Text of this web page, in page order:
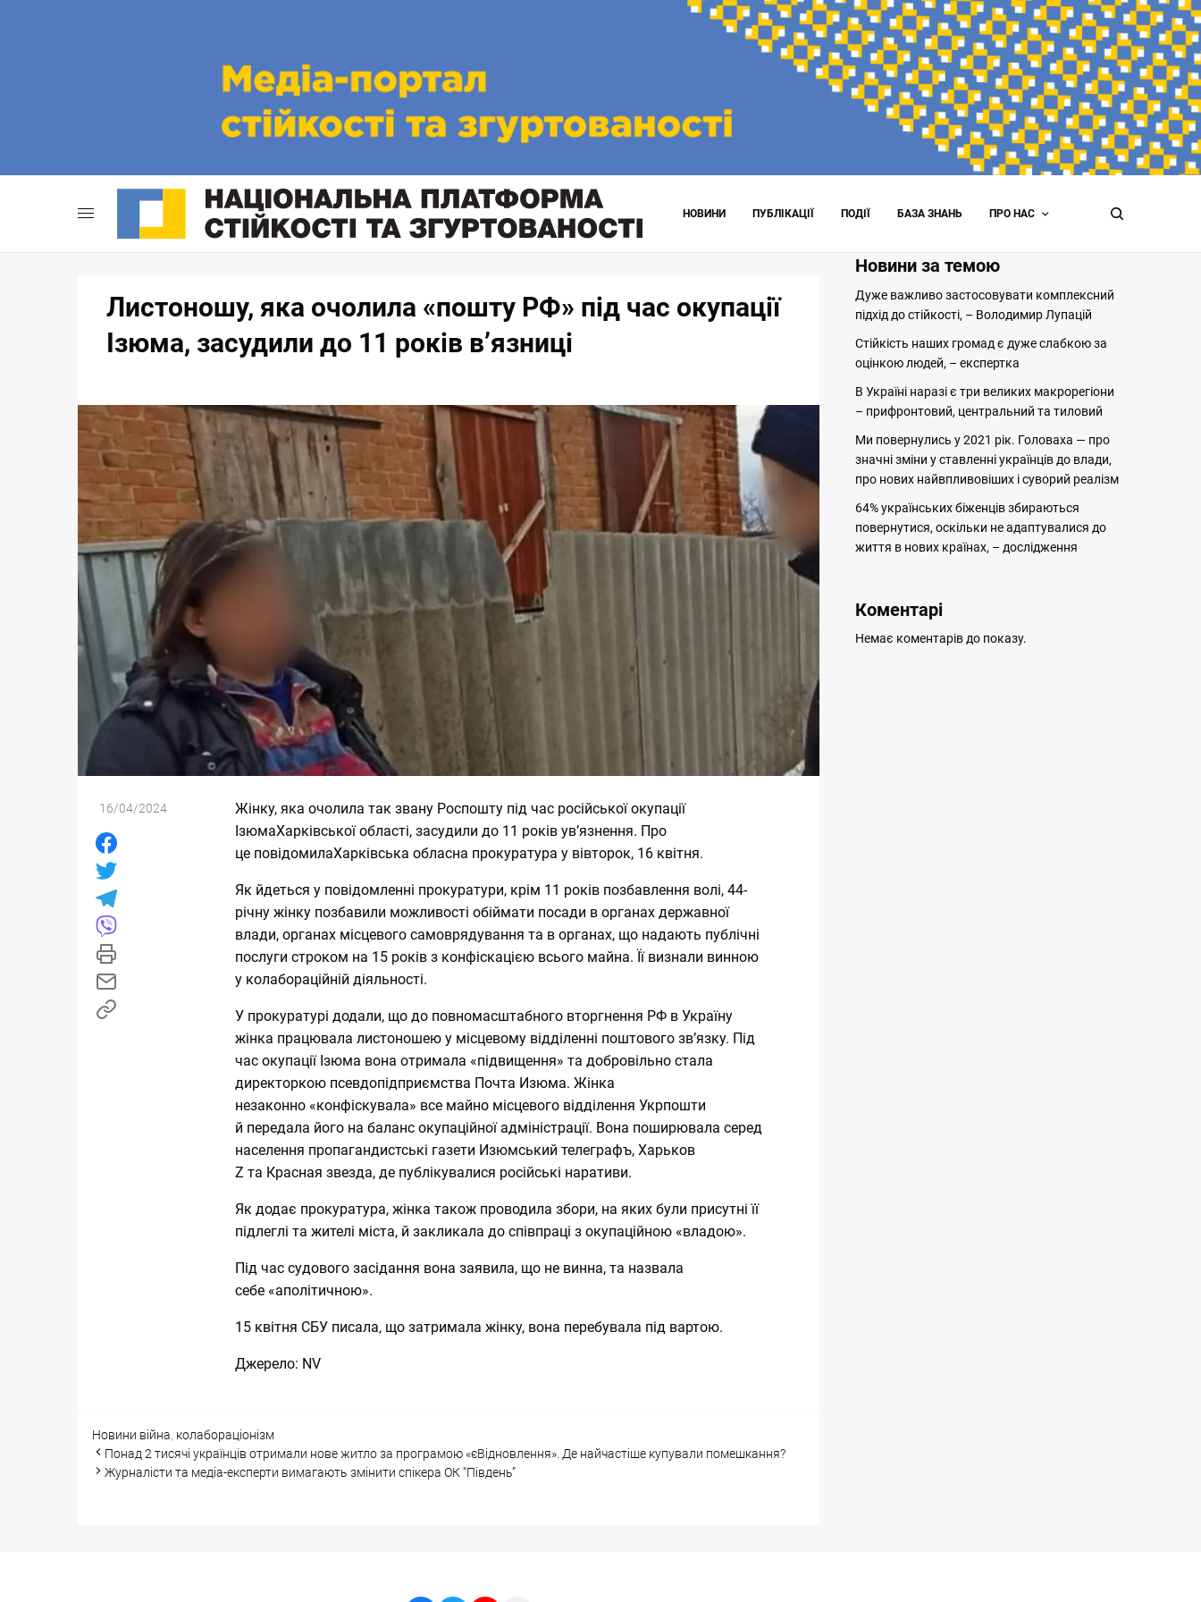
НОВИНИ ПУБЛІКАЦІЇ ПОДІЇ БАЗА ЗНАНЬ ПРО НАС
Листоношу, яка очолила «пошту РФ» під час окупації
Ізюма, засудили до 11 років в’язниці
16/04/2024 Жінку, яка очолила так звану Роспошту під час російської окупації
ІзюмаХарківської області, засудили до 11 років ув’язнення. Про
це повідомилаХарківська обласна прокуратура у вівторок, 16 квітня.
Як йдеться у повідомленні прокуратури, крім 11 років позбавлення волі, 44-
річну жінку позбавили можливості обіймати посади в органах державної
влади, органах місцевого самоврядування та в органах, що надають публічні
послуги строком на 15 років з конфіскацією всього майна. Її визнали винною
у колабораційній діяльності.
У прокуратурі додали, що до повномасштабного вторгнення РФ в Україну
жінка працювала листоношею у місцевому відділенні поштового зв’язку. Під
час окупації Ізюма вона отримала «підвищення» та добровільно стала
директоркою псевдопідприємства Почта Изюма. Жінка
незаконно «конфіскувала» все майно місцевого відділення Укрпошти
й передала його на баланс окупаційної адміністрації. Вона поширювала серед
населення пропагандистські газети Изюмський телеграфъ, Харьков
Z та Красная звезда, де публікувалися російські наративи.
Як додає прокуратура, жінка також проводила збори, на яких були присутні її
підлеглі та жителі міста, й закликала до співпраці з окупаційною «владою».
Під час судового засідання вона заявила, що не винна, та назвала
себе «аполітичною».
15 квітня СБУ писала, що затримала жінку, вона перебувала під вартою.
Джерело: NV
Categories
Новини Tags
війна, колабораціонізм
Post
navigation
Понад 2 тисячі українців отримали нове житло за програмою «єВідновлення». Де найчастіше купували помешкання?
Журналісти та медіа-експерти вимагають змінити спікера ОК “Південь”
Новини за темою
Дуже важливо застосовувати комплексний
підхід до стійкості, – Володимир Лупацій
Стійкість наших громад є дуже слабкою за
оцінкою людей, – експертка
В Україні наразі є три великих макрорегіони
– прифронтовий, центральний та тиловий
Ми повернулись у 2021 рік. Головаха — про
значні зміни у ставленні українців до влади,
про нових найвпливовіших і суворий реалізм
64% українських біженців збираються
повернутися, оскільки не адаптувалися до
життя в нових країнах, – дослідження
Коментарі
Немає коментарів до показу.